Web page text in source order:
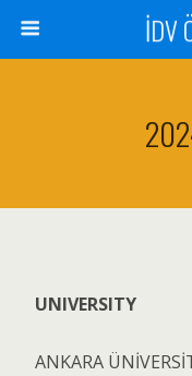
İDV
UNIVERSITY
ANKARA